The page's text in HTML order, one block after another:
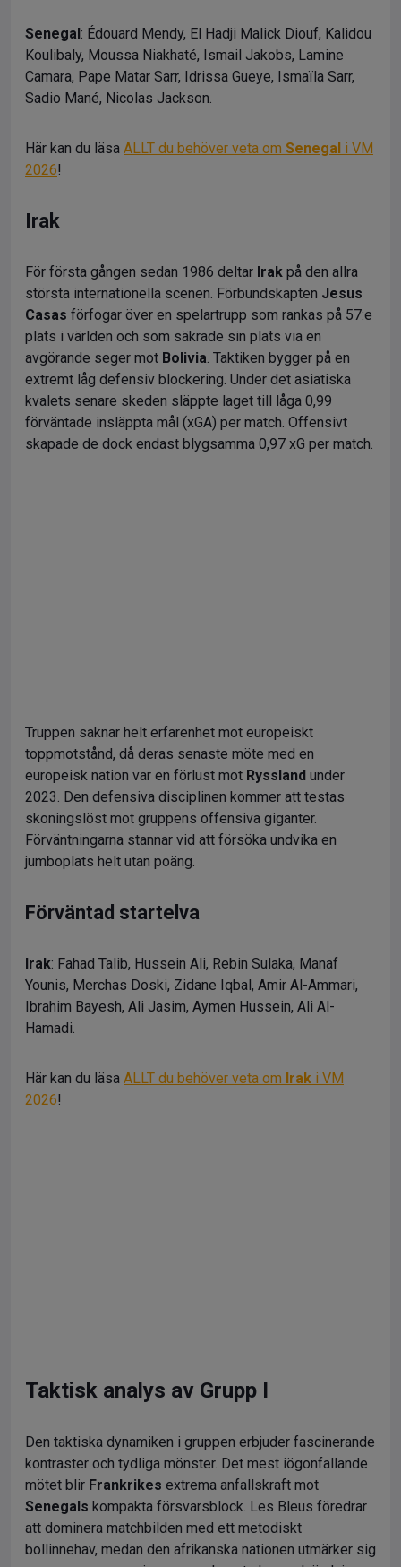
Senegal : Édouard Mendy, El Hadji Malick Diouf, Kalidou
Koulibaly, Moussa Niakhaté, Ismail Jakobs, Lamine
Camara, Pape Matar Sarr, Idrissa Gueye, Ismaïla Sarr,
Sadio Mané, Nicolas Jackson.
Här kan du läsa ALLT du behöver veta om Senegal i VM
2026!
Irak
För första gången sedan 1986 deltar Irak på den allra
största internationella scenen. Förbundskapten Jesus
Casas förfogar över en spelartrupp som rankas på 57:e
plats i världen och som säkrade sin plats via en
avgörande seger mot Bolivia. Taktiken bygger på en
extremt låg defensiv blockering. Under det asiatiska
kvalets senare skeden släppte laget till låga 0,99
förväntade insläppta mål (xGA) per match. Offensivt
skapade de dock endast blygsamma 0,97 xG per match.
Truppen saknar helt erfarenhet mot europeiskt
toppmotstånd, då deras senaste möte med en
europeisk nation var en förlust mot Ryssland under
2023. Den defensiva disciplinen kommer att testas
skoningslöst mot gruppens offensiva giganter.
Förväntningarna stannar vid att försöka undvika en
jumboplats helt utan poäng.
Förväntad startelva
Irak: Fahad Talib, Hussein Ali, Rebin Sulaka, Manaf
Younis, Merchas Doski, Zidane Iqbal, Amir Al-Ammari,
Ibrahim Bayesh, Ali Jasim, Aymen Hussein, Ali Al-
Hamadi.
Här kan du läsa ALLT du behöver veta om Irak i VM
2026!
Taktisk analys av Grupp I
Den taktiska dynamiken i gruppen erbjuder fascinerande
kontraster och tydliga mönster. Det mest iögonfallande
mötet blir Frankrikes extrema anfallskraft mot
Senegals kompakta försvarsblock. Les Bleus föredrar
att dominera matchbilden med ett metodiskt
bollinnehav, medan den afrikanska nationen utmärker sig